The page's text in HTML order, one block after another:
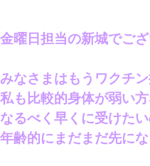
金曜日担当の新城でご
みなさまはもうワクチ
私も比較的身体が弱い方
なるべく早くに受けた
年齢的にまだまだ先に